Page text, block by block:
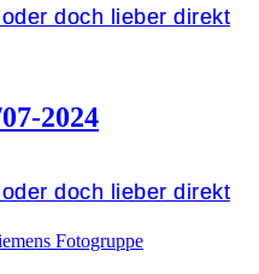
doch lieber direkt
2024
doch lieber direkt